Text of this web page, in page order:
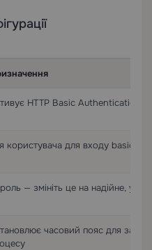
HTTP Basic Authentication
користувача для входу basic
— змініть це на надійне,
часовий пояс для